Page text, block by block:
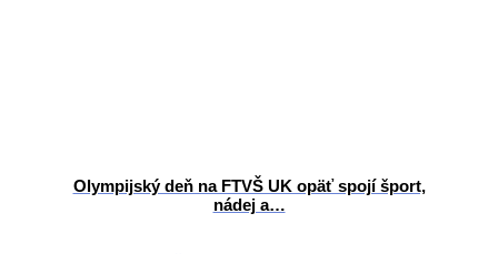
Olympijský deň na FTVŠ UK opäť spojí šport,
nádej a…